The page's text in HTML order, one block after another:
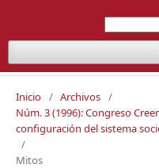
Inicio / Archivos /
Núm. 3 (1996): Congreso
configuración del sistema
/
Mitos